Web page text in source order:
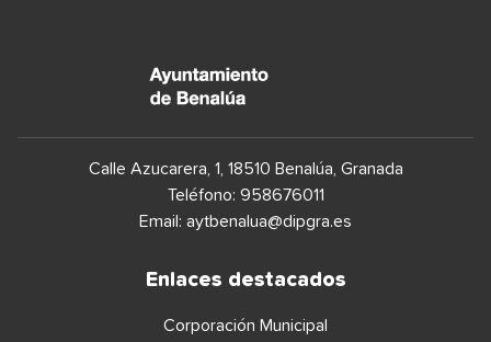
Calle Azucarera, 1, 18510 Benalúa, Granada
Teléfono: 958676011
Email: aytbenalua@dipgra.es
Enlaces destacados
Corporación Municipal